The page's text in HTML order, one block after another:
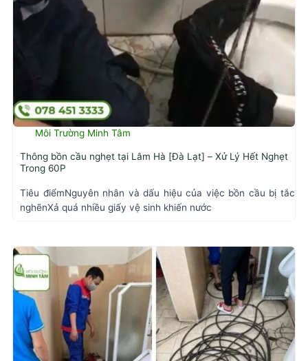
Môi Trường Minh Tâm
Thông bồn cầu nghẹt tại Lâm Hà [Đà Lạt] – Xử Lý Hết Nghẹt
Trong 60P
Tiêu điểmNguyên nhân và dấu hiệu của việc bồn cầu bị tắc
nghẽnXả quá nhiều giấy vệ sinh khiến nước